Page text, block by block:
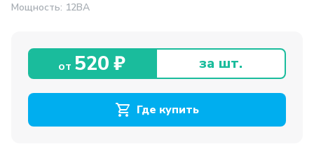
Мощность: 12ВA
от 520 ₽ за шт.
Где купить